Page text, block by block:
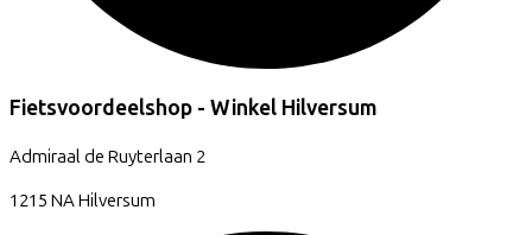
Fietsvoordeelshop - Winkel Hilversum
Admiraal de Ruyterlaan 2
1215 NAHilversum